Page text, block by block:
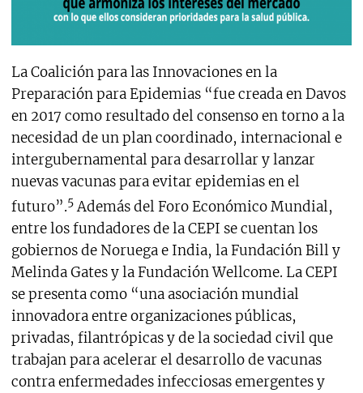
La Coalición para las Innovaciones en la
Preparación para Epidemias “fue creada en Davos
en 2017 como resultado del consenso en torno a la
necesidad de un plan coordinado, internacional e
intergubernamental para desarrollar y lanzar
nuevas vacunas para evitar epidemias en el
futuro”.5Además del Foro Económico Mundial,
entre los fundadores de la CEPI se cuentan los
gobiernos de Noruega e India, la Fundación Bill y
Melinda Gates y la Fundación Wellcome. La CEPI
se presenta como “una asociación mundial
innovadora entre organizaciones públicas,
privadas, filantrópicas y de la sociedad civil que
trabajan para acelerar el desarrollo de vacunas
contra enfermedades infecciosas emergentes y